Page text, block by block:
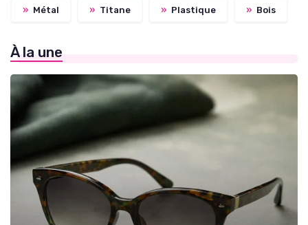
» Métal » Titane » Plastique » Bois
À la une